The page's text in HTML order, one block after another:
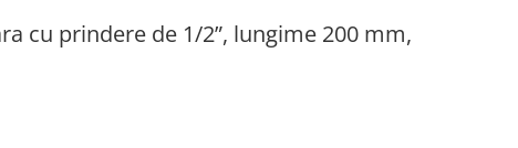
cu prindere de 1/2”, lungime 200 mm,